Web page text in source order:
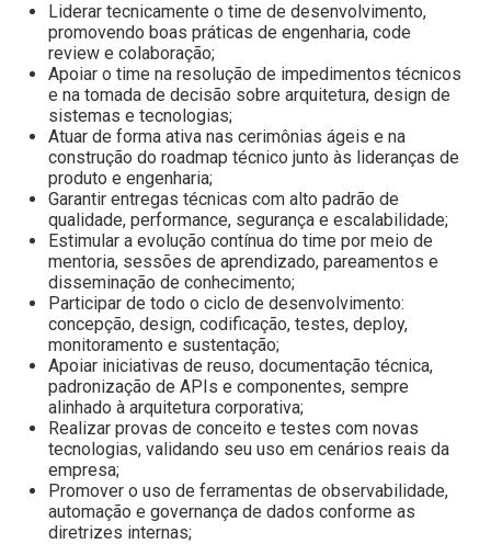
Liderar tecnicamente o time de desenvolvimento,
promovendo boas práticas de engenharia, code
review e colaboração;
Apoiar o time na resolução de impedimentos técnicos
e na tomada de decisão sobre arquitetura, design de
sistemas e tecnologias;
Atuar de forma ativa nas cerimônias ágeis e na
construção do roadmap técnico junto às lideranças de
produto e engenharia;
Garantir entregas técnicas com alto padrão de
qualidade, performance, segurança e escalabilidade;
Estimular a evolução contínua do time por meio de
mentoria, sessões de aprendizado, pareamentos e
disseminação de conhecimento;
Participar de todo o ciclo de desenvolvimento:
concepção, design, codificação, testes, deploy,
monitoramento e sustentação;
Apoiar iniciativas de reuso, documentação técnica,
padronização de APIs e componentes, sempre
alinhado à arquitetura corporativa;
Realizar provas de conceito e testes com novas
tecnologias, validando seu uso em cenários reais da
empresa;
Promover o uso de ferramentas de observabilidade,
automação e governança de dados conforme as
diretrizes internas;